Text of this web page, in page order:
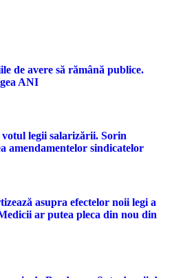
de avere să rămână publice.
ANI
legii salarizării. Sorin
amendamentelor sindicatelor
asupra efectelor noii legi a
ar putea pleca din nou din